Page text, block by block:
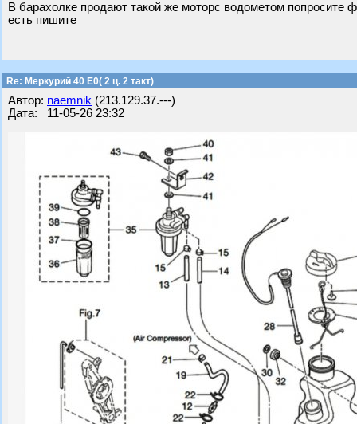
В барахолке продают такой же моторс водометом попросите
есть пишите
Re: Меркурий 40 Е0( 2 ц. 2 такт)
Автор: naemnik (213.129.37.---)
Дата: 11-05-26 23:32